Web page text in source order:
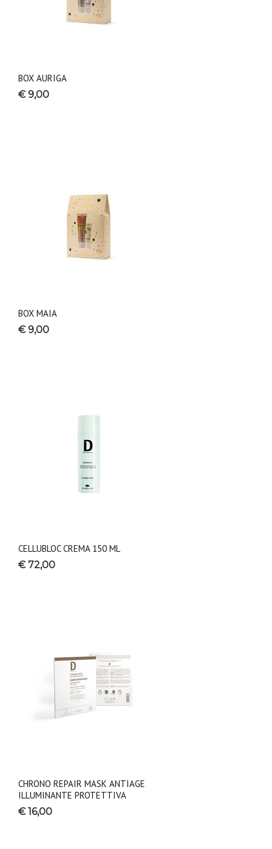
BOX AURIGA
€ 9,00
BOX MAIA
€ 9,00
CELLUBLOC CREMA 150 ML
€ 72,00
CHRONO REPAIR MASK ANTIAGE
ILLUMINANTE PROTETTIVA
€ 16,00